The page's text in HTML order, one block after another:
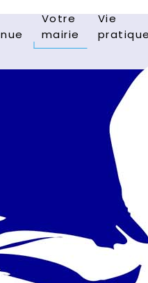
Votre
mairie
Vie
pratique